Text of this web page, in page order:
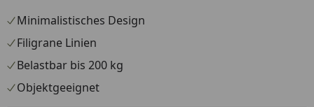
Minimalistisches Design
Filigrane Linien
Belastbar bis 200 kg
Objektgeeignet